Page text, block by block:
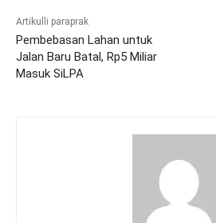
Artikulli paraprak
Pembebasan Lahan untuk
Jalan Baru Batal, Rp5 Miliar
Masuk SiLPA